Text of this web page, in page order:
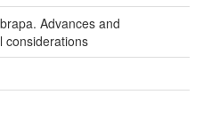
Advances and
considerations